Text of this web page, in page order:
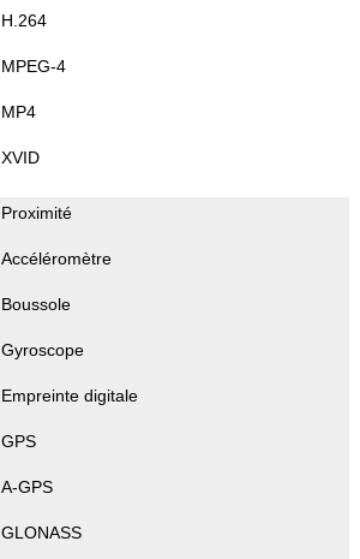
H.264
MPEG-4
MP4
XVID
Proximité
Accéléromètre
Boussole
Gyroscope
Empreinte digitale
GPS
A-GPS
GLONASS